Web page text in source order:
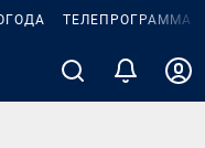
ТЕЛЕПРОГРАММА